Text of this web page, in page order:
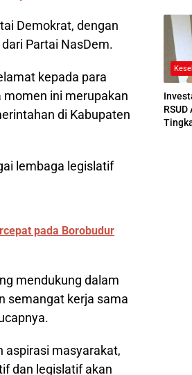
Demokrat, dengan
Partai NasDem.
kepada para
momen ini merupakan
di Kabupaten
lembaga legislatif
pada Borobudur
mendukung dalam
semangat kerja sama
aspirasi masyarakat,
dan legislatif akan